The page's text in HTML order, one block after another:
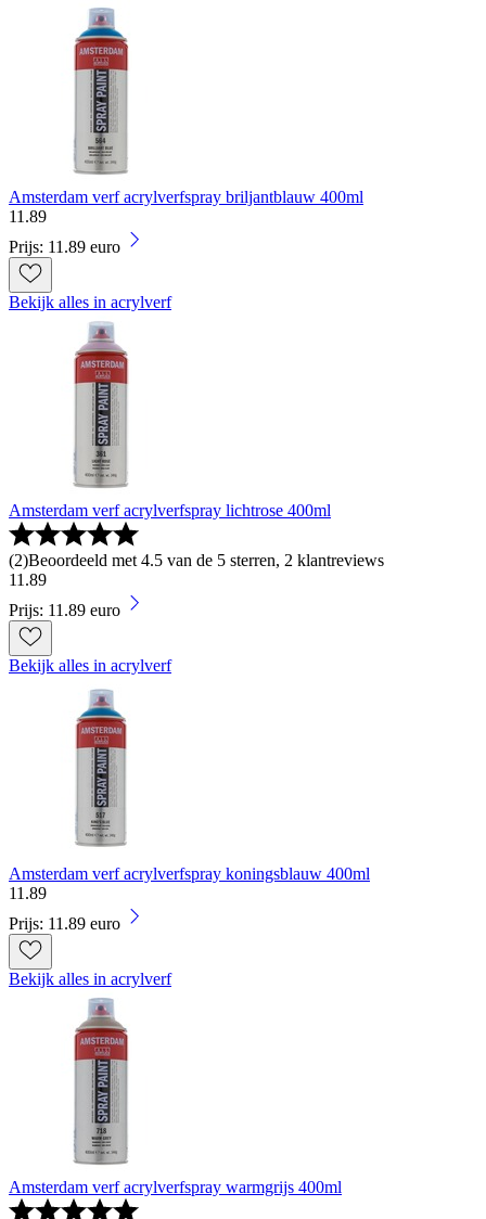
Amsterdam verf acrylverfspray briljantblauw 400ml
11 .89
Prijs: 11.89 euro
Bekijk alles in acrylverf
Amsterdam verf acrylverfspray lichtrose 400ml
(2)Beoordeeld met 4.5 van de 5 sterren, 2 klantreviews
11 .89
Prijs: 11.89 euro
Bekijk alles in acrylverf
Amsterdam verf acrylverfspray koningsblauw 400ml
11 .89
Prijs: 11.89 euro
Bekijk alles in acrylverf
Amsterdam verf acrylverfspray warmgrijs 400ml